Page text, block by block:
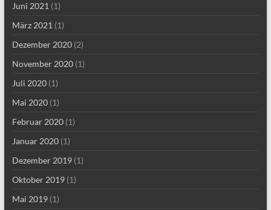
Juni 2021 (1)
März 2021 (1)
Dezember 2020(2)
November 2020(1)
Juli 2020(1)
Mai 2020(1)
Februar 2020(1)
Januar 2020(1)
Dezember 2019(1)
Oktober 2019(1)
Mai 2019(1)